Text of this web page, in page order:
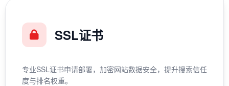
SSL证书
专业SSL证书申请部署，加密网站数据安全，提升搜索信任
度与排名权重。